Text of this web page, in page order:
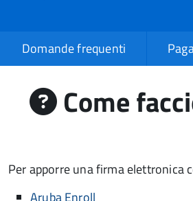
Domande frequenti
Come
Per apporre una firma elettronica
Aruba Enroll